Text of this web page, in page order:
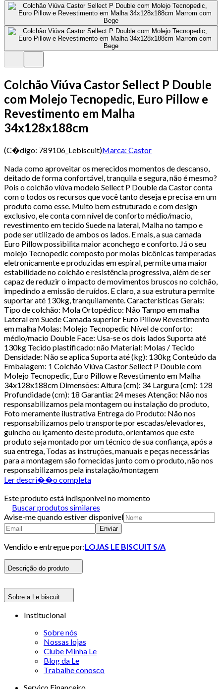
Colchão Viúva Castor Sellect P Double
com Molejo Tecnopedic, Euro Pillow e
Revestimento em Malha
34x128x188cm
(C�digo: 789106_Lebiscuit)Marca: Castor
Nada como aproveitar os merecidos momentos de descanso,
deitado de forma confortável, tranquila e segura, não é mesmo?
Pois o colchão viúva modelo Sellect P Double da Castor conta
com o todos os recursos que você tanto deseja e precisa em um
produto como esse. Muito bem estruturado e com design
exclusivo, ele conta com nível de conforto médio/macio,
revestimento em tecido Suede na lateral, Malha no tampo e
pode ser utilizado de ambos os lados. E mais, a sua camada
Euro Pillow possibilita maior aconchego e conforto. Já o seu
molejo Tecnopedic composto por molas bicônicas temperadas
eletronicamente e produzidas em espiral, permite uma maior
estabilidade no colchão e resistência progressiva, além de ser
capaz de reduzir o impacto de movimentos bruscos no colchão,
impedindo a emissão de ruídos. E claro, a sua estrutura permite
suportar até 130kg, tranquilamente. Características Gerais:
Tipo de colchão: Mola Ortopédico: Não Tampo em malha
Lateral em Suede Camada superior Euro Pillow Revestimento
em malha Molas: Molejo Tecnopedic Nível de conforto:
médio/macio Double Face: Usa-se os dois lados Suporta até
130kg Tecido plastificado: não Material: Molas / Tecido
Densidade: Não se aplica Suporta até (kg): 130kg Conteúdo da
Embalagem: 1 Colchão Viúva Castor Sellect P Double com
Molejo Tecnopedic, Euro Pillow e Revestimento em Malha
34x128x188cm Dimensões: Altura (cm): 34 Largura (cm): 128
Profundidade (cm): 18 Garantia: 24 meses Atenção: Não nos
responsabilizamos pela montagem ou instalação do produto,
Foto meramente ilustrativa Entrega do Produto: Não nos
responsabilizamos pelo transporte por escadas/elevadores,
guincho ou içamento deste produto, orientamos que este
produto seja montado por um técnico de sua confiança, após a
sua entrega, Todas as instruções, manuais e peças necessárias
para a montagem são fornecidas junto com o produto, não nos
responsabilizamos pela instalação/montagem
Ler descri��o completa
Este produto está indisponivel no momento
Buscar produtos similares
Avise-me quando estiver disponivel
Enviar
Vendido e entregue por:LOJAS LE BISCUIT S/A
Descrição do produto
Sobre a Le biscuit
Institucional
Sobre nós
Nossas lojas
Clube Minha Le
Blog da Le
Trabalhe conosco